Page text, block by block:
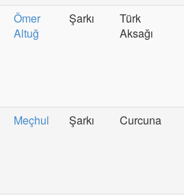
Ömer
Altuğ
Şarkı
Türk
Aksağı
Meçhul Şarkı Curcuna